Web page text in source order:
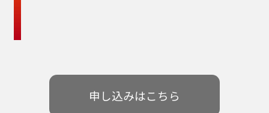
申し込みはこちら